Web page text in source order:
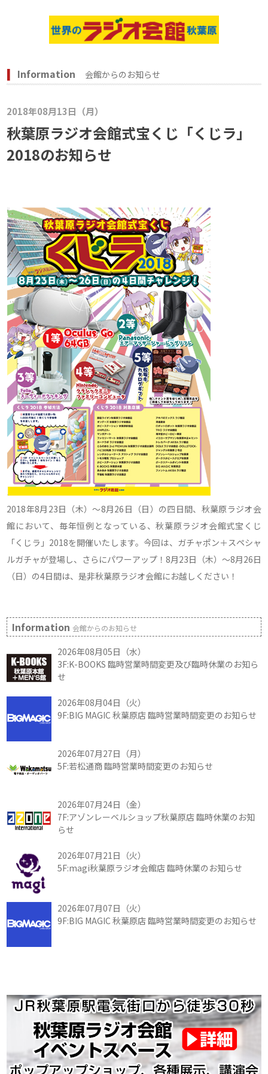
Information 会館からのお知らせ
2018年08月13日（月）
秋葉原ラジオ会館式宝くじ「くじラ」
2018のお知らせ
2018年8月23日（木）～8月26日（日）の四日間、秋葉原ラジオ会
館において、毎年恒例となっている、秋葉原ラジオ会館式宝くじ
「くじラ」2018を開催いたします。今回は、ガチャポン＋スペシャ
ルガチャが登場し、さらにパワーアップ！8月23日（木）～8月26日
（日）の4日間は、是非秋葉原ラジオ会館にお越しください！
Information会館からのお知らせ
2026年08月05日（水）
3F:K-BOOKS 臨時営業時間変更及び臨時休業のお知ら
せ
2026年08月04日（火）
9F:BIG MAGIC 秋葉原店 臨時営業時間変更のお知らせ
2026年07月27日（月）
5F:若松通商 臨時営業時間変更のお知らせ
2026年07月24日（金）
7F:アゾンレーベルショップ秋葉原店 臨時休業のお知
らせ
2026年07月21日（火）
5F:magi秋葉原ラジオ会館店 臨時休業のお知らせ
2026年07月07日（火）
9F:BIG MAGIC 秋葉原店 臨時営業時間変更のお知らせ